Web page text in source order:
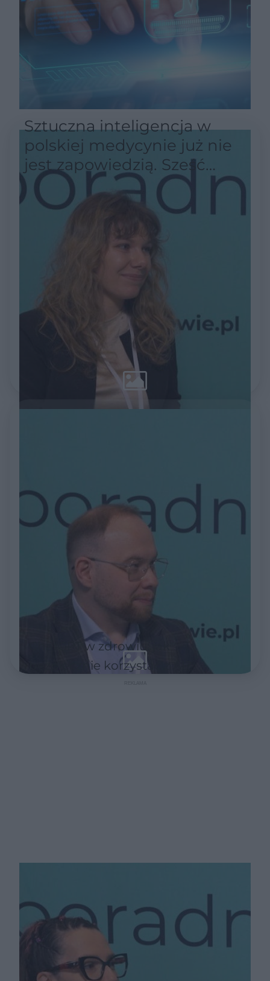
Sztuczna inteligencja w
polskiej medycynie już nie
jest zapowiedzią. Sześć
przykładów z gabinetów i
szpitali
ChatGPT w zdrowiu: jak
bezpiecznie korzystać z AI?
Cyfrowy bliźniak i koniec pomyłek
lekowych. Rewolucja w polskiej
medycynie staje się faktem.